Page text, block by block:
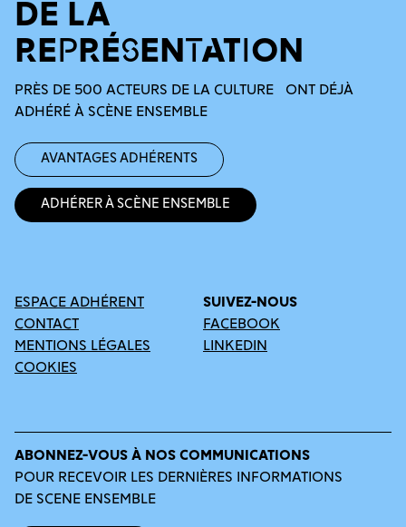
DE LA
REPRÉSENTATION
PRÈS DE 500 ACTEURS DE LA CULTURE ONT DÉJÀ
ADHÉRÉ À SCÈNE ENSEMBLE
Avantages adhérents
Adhérer à Scène Ensemble
ESPACE ADHÉRENT
CONTACT
MENTIONS LÉGALES
COOKIES
SUIVEZ-NOUS
FACEBOOK
LINKEDIN
ABONNEZ-VOUS À NOS COMMUNICATIONS
POUR RECEVOIR LES DERNIÈRES INFORMATIONS
DE SCENE ENSEMBLE